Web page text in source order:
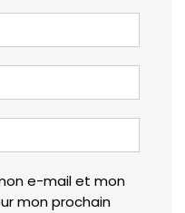
e-mail et mon
mon prochain